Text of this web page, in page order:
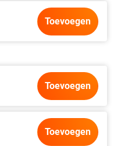
Toevoegen
Toevoegen
Toevoegen